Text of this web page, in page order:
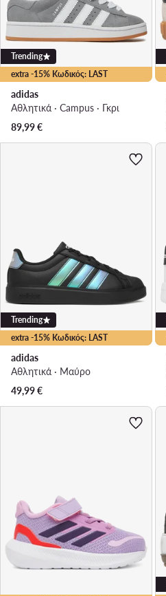
extra -15% Κωδικός: LAST
Trending
adidas
Αθλητικά · Campus · Γκρι
89,99€
extra -15% Κωδικός: LAST
Trending
adidas
Αθλητικά · Μαύρο
49,99€